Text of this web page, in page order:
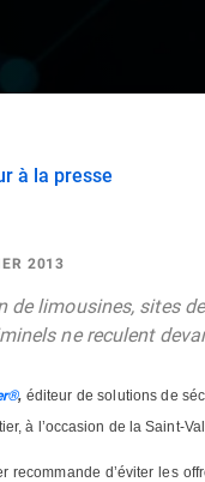
à la presse
2013
de limousines, sites
ne reculent
, éditeur de solutions de
à l’occasion de la Saint-
recommande d’éviter les